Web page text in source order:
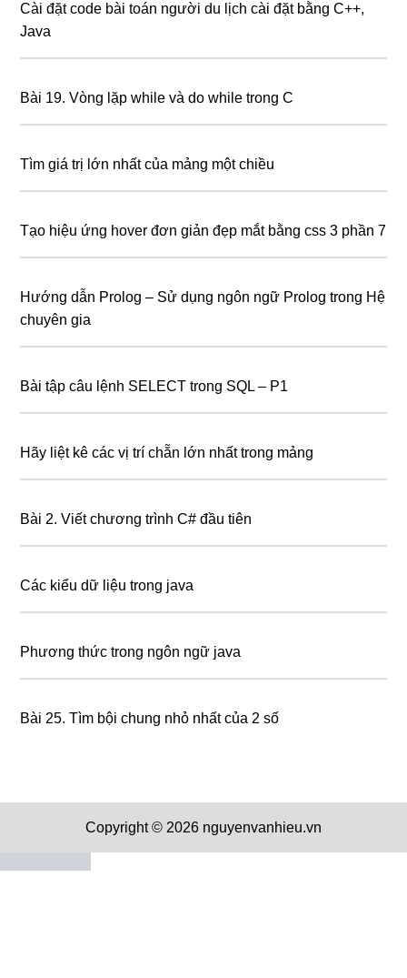
Cài đặt code bài toán người du lịch cài đặt bằng C++,
Java
Bài 19. Vòng lặp while và do while trong C
Tìm giá trị lớn nhất của mảng một chiều
Tạo hiệu ứng hover đơn giản đẹp mắt bằng css 3 phần 7
Hướng dẫn Prolog – Sử dụng ngôn ngữ Prolog trong Hệ
chuyên gia
Bài tập câu lệnh SELECT trong SQL – P1
Hãy liệt kê các vị trí chẵn lớn nhất trong mảng
Bài 2. Viết chương trình C# đầu tiên
Các kiểu dữ liệu trong java
Phương thức trong ngôn ngữ java
Bài 25. Tìm bội chung nhỏ nhất của 2 số
Copyright © 2026 nguyenvanhieu.vn